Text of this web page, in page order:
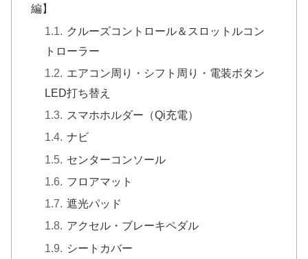
編】
クルーズコントロール＆スロットルコン
トローラー
エアコン周り・シフト周り・電装ボタン
LED打ち替え
スマホホルダー（Qi充電）
ナビ
センターコンソール
フロアマット
遮光パッド
アクセル・ブレーキペダル
シートカバー